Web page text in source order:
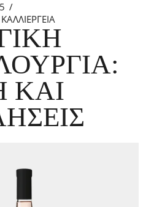
ΚΑΙ